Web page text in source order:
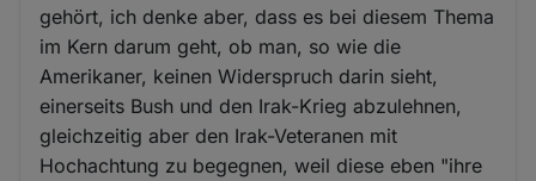
gehört, ich denke aber, dass es bei diesem Thema
im Kern darum geht, ob man, so wie die
Amerikaner, keinen Widerspruch darin sieht,
einerseits Bush und den Irak-Krieg abzulehnen,
gleichzeitig aber den Irak-Veteranen mit
Hochachtung zu begegnen, weil diese eben "ihre